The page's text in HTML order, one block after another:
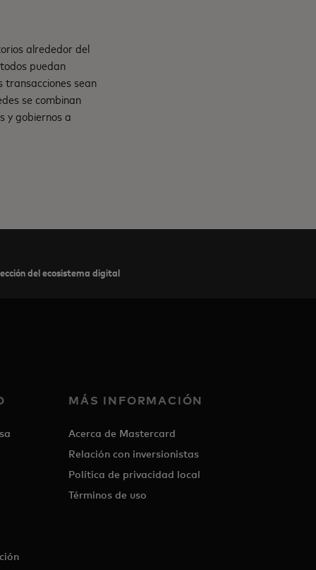
alrededor del
puedan
transacciones sean
se combinan
y gobiernos a
del ecosistema digital
MÁS INFORMACIÓN
Acerca de Mastercard
Relación con inversionistas
Política de privacidad local
Términos de uso